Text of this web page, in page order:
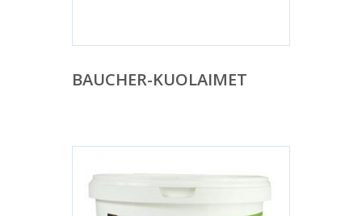
BAUCHER-KUOLAIMET